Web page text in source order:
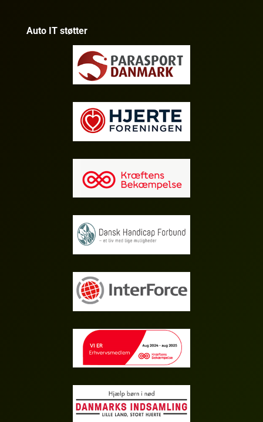
Auto IT støtter